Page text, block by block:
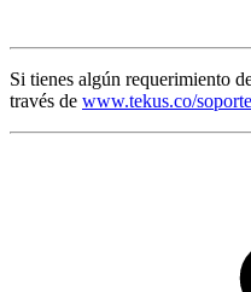
Si tienes algún requerimiento
través de www.tekus.co/soporte